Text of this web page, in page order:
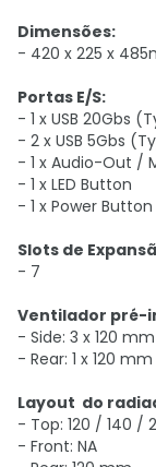
Dimensões:
- 420 x 225 x
Portas E/S:
- 1 x USB 20Gbs
- 2 x USB 5Gbs
- 1 x Audio-Out /
- 1 x LED Button
- 1 x Power Button
Slots de
- 7
Ventilador pré-
- Side: 3 x 120 mm
- Rear: 1 x 120 mm
Layout do
- Top: 120 / 140
- Front: NA